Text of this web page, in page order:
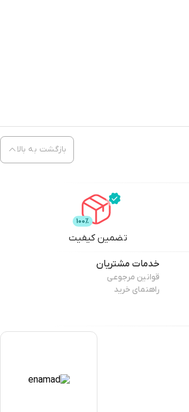
بازگشت به بالا
تضمین کیفیت
خدمات مشتریان
قوانین مرجوعی
راهنمای خرید